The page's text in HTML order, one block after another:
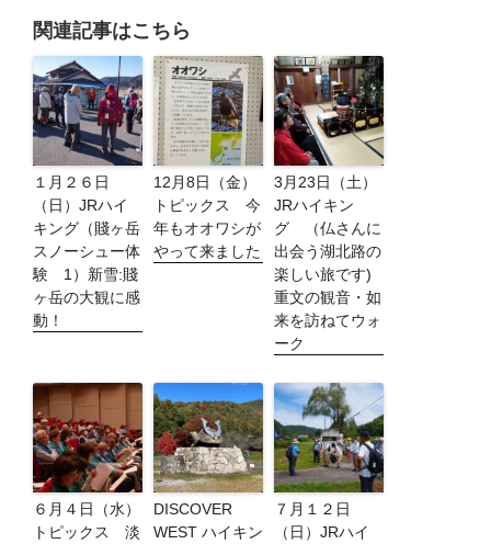
関連記事はこちら
１月２６日
（日）JRハイ
キング（賤ヶ岳
スノーシュー体
験 1）新雪:賤
ヶ岳の大観に感
動！
12月8日（金）
トピックス 今
年もオオワシが
やって来ました
3月23日（土）
JRハイキン
グ （仏さんに
出会う湖北路の
楽しい旅です)
重文の観音・如
来を訪ねてウォ
ーク
６月４日（水）
トピックス 淡
DISCOVER
WEST ハイキン
７月１２日
（日）JRハイ